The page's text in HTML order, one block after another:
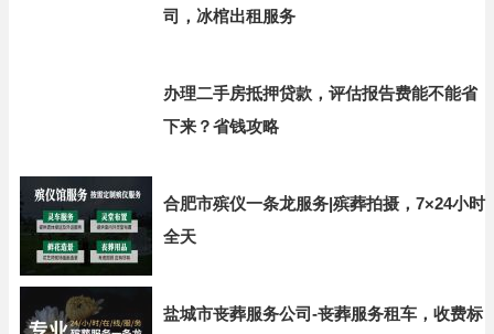
司，冰棺出租服务
办理二手房抵押贷款，评估报告费能不能省
下来？省钱攻略
合肥市殡仪一条龙服务|殡葬拍摄，7×24小时
全天
盐城市丧葬服务公司-丧葬服务租车，收费标